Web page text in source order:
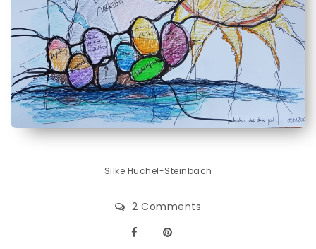
Silke Hüchel-Steinbach
2 Comments